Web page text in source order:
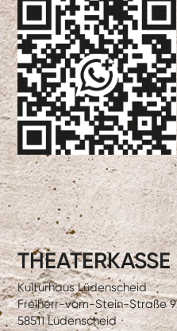
THEATERKASSE
Kulturhaus Lüdenscheid
Freiherr-vom-Stein-Straße 9
58511 Lüdenscheid